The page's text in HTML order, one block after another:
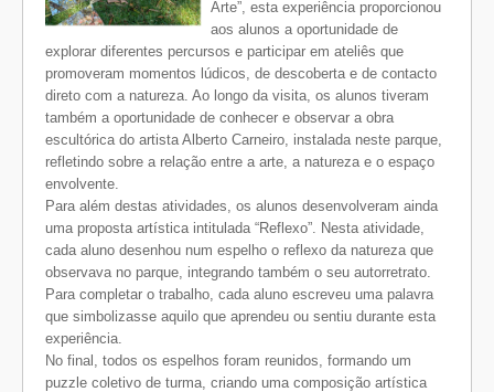
Arte”, esta experiência proporcionou
aos alunos a oportunidade de
explorar diferentes percursos e participar em ateliês que
promoveram momentos lúdicos, de descoberta e de contacto
direto com a natureza. Ao longo da visita, os alunos tiveram
também a oportunidade de conhecer e observar a obra
escultórica do artista Alberto Carneiro, instalada neste parque,
refletindo sobre a relação entre a arte, a natureza e o espaço
envolvente.
Para além destas atividades, os alunos desenvolveram ainda
uma proposta artística intitulada “Reflexo”. Nesta atividade,
cada aluno desenhou num espelho o reflexo da natureza que
observava no parque, integrando também o seu autorretrato.
Para completar o trabalho, cada aluno escreveu uma palavra
que simbolizasse aquilo que aprendeu ou sentiu durante esta
experiência.
No final, todos os espelhos foram reunidos, formando um
puzzle coletivo de turma, criando uma composição artística